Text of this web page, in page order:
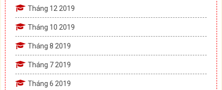
Tháng 12 2019
Tháng 10 2019
Tháng 8 2019
Tháng 7 2019
Tháng 6 2019